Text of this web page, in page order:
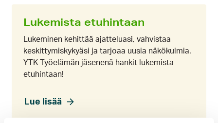
Lukemista etuhintaan
Lukeminen kehittää ajatteluasi, vahvistaa
keskittymiskykyäsi ja tarjoaa uusia näkökulmia.
YTK Työelämän jäsenenä hankit lukemista
etuhintaan!
Lue lisää